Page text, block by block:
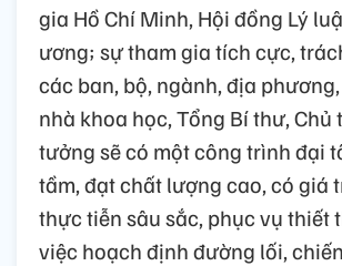
gia Hồ Chí Minh, Hội đồng Lý
ương; sự tham gia tích cực,
các ban, bộ, ngành, địa
nhà khoa học, Tổng Bí thư,
tưởng sẽ có một công trình đại
tầm, đạt chất lượng cao, có giá
thực tiễn sâu sắc, phục vụ thiết
việc hoạch định đường lối,